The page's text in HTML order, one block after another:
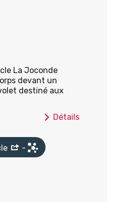
La Joconde
devant un
destiné aux
Détails
-